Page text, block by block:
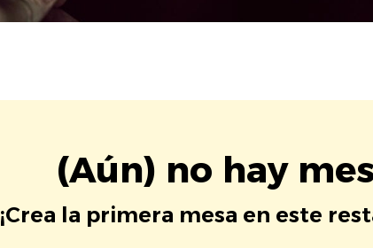
(Aún) no hay
¡Crea la primera mesa en este